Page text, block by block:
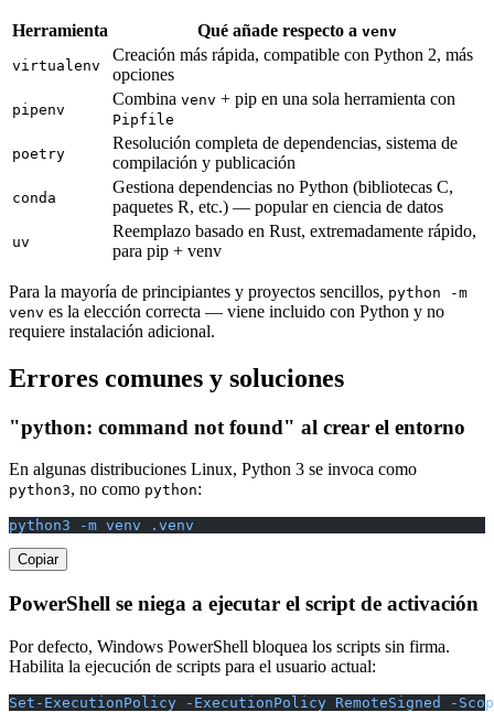
Herramienta Qué añade respecto a venv
virtualenv
Creación más rápida, compatible con Python 2, más
opciones
pipenv
Combina venv + pip en una sola herramienta con
Pipfile
poetry
Resolución completa de dependencias, sistema de
compilación y publicación
conda
Gestiona dependencias no Python (bibliotecas C,
paquetes R, etc.) — popular en ciencia de datos
uv
Reemplazo basado en Rust, extremadamente rápido,
para pip + venv
Para la mayoría de principiantes y proyectos sencillos, python -m
venv es la elección correcta — viene incluido con Python y no
requiere instalación adicional.
Errores comunes y soluciones
"python: command not found" al crear el entorno
En algunas distribuciones Linux, Python 3 se invoca como
python3, no como python:
python3 -m venv .venv
Copiar
PowerShell se niega a ejecutar el script de activación
Por defecto, Windows PowerShell bloquea los scripts sin firma.
Habilita la ejecución de scripts para el usuario actual:
Set-ExecutionPolicy -ExecutionPolicy RemoteSigned -